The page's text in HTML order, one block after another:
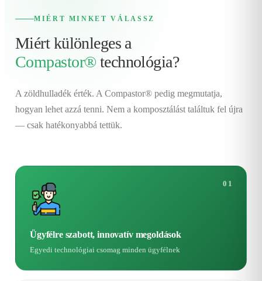
MIÉRT MINKET VÁLASSZ
Miért különleges a
Compastor® technológia?
A zöldhulladék érték. A Compastor® pedig megmutatja,
hogyan lehet azzá tenni. Nem a komposztálást találtuk fel újra
— csak hatékonyabbá tettük.
01
Ügyfélre szabott, innovatív megoldások
Egyedi technológiai csomag minden ügyfélnek